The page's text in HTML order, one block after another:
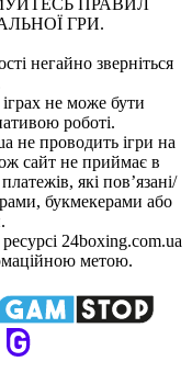
ГРИ.
негайно зверніться
не може бути
роботі.
не проводить ігри на
сайт не приймає в
які пов’язані/
букмекерами або
24boxing.com.ua
метою.